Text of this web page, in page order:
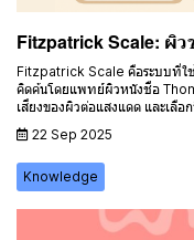
Fitzpatrick Scale: ผิ
Fitzpatrick Scale คือระบบที่ใ
คิดค้นโดยแพทย์ผิวหนังชื่อ
เสี่ยงของผิวต่อแสงแดด และเลือ
22 Sep 2025
Knowledge